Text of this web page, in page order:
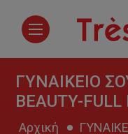
ΓΥΝΑΙΚΕΙΟ
BEAUTY-
Αρχική